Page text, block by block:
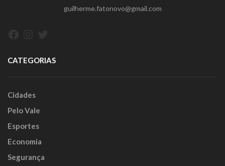
guilherme.fatonovo@gmail.com
CATEGORIAS
Cidades
Pelo Vale
Esportes
Economia
Segurança